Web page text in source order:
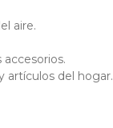
aire.
artículos del hogar.